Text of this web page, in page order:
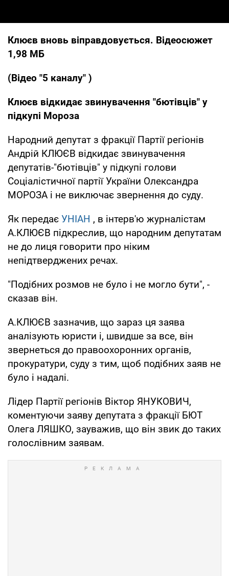
Клюєв вновь віправдовується. Відеосюжет
1,98 МБ
(Відео "5 каналу" )
Клюєв відкидає звинувачення "бютівців" у
підкупі Мороза
Народний депутат з фракції Партії регіонів
Андрій КЛЮЄВ відкидає звинувачення
депутатів-"бютівців" у підкупі голови
Соціалістичної партії України Олександра
МОРОЗА і не виключає звернення до суду.
Як передає УНІАН , в інтерв'ю журналістам
А.КЛЮЄВ підкреслив, що народним депутатам
не до лиця говорити про ніким
непідтверджених речах.
"Подібних розмов не було і не могло бути", -
сказав він.
А.КЛЮЄВ зазначив, що зараз ця заява
аналізують юристи і, швидше за все, він
звернеться до правоохоронних органів,
прокуратури, суду з тим, щоб подібних заяв не
було і надалі.
Лідер Партії регіонів Віктор ЯНУКОВИЧ,
коментуючи заяву депутата з фракції БЮТ
Олега ЛЯШКО, зауважив, що він звик до таких
голослівним заявам.